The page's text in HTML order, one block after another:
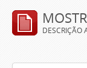
DESCRIÇÃO